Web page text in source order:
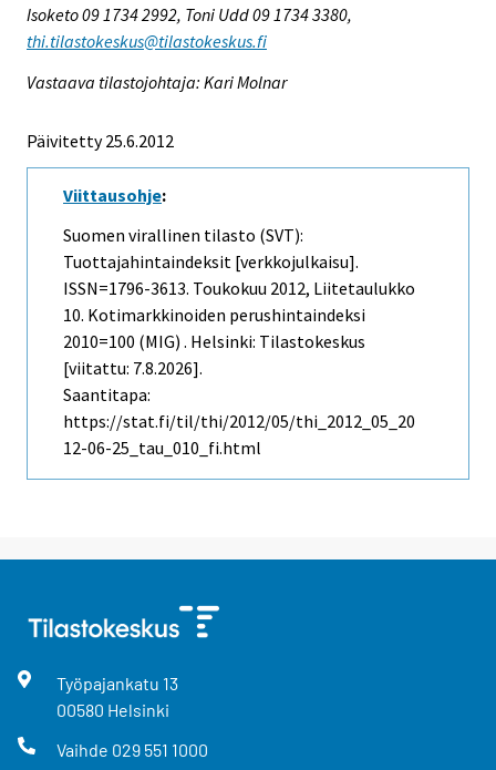
Isoketo 09 1734 2992, Toni Udd 09 1734 3380,
thi.tilastokeskus@tilastokeskus.fi
Vastaava tilastojohtaja: Kari Molnar
Päivitetty 25.6.2012
Viittausohje:
Suomen virallinen tilasto (SVT):
Tuottajahintaindeksit [verkkojulkaisu].
ISSN=1796-3613. Toukokuu 2012, Liitetaulukko
10. Kotimarkkinoiden perushintaindeksi
2010=100 (MIG) . Helsinki: Tilastokeskus
[viitattu: 7.8.2026].
Saantitapa:
https://stat.fi/til/thi/2012/05/thi_2012_05_20
12-06-25_tau_010_fi.html
Työpajankatu 13
00580 Helsinki
Vaihde 029 551 1000